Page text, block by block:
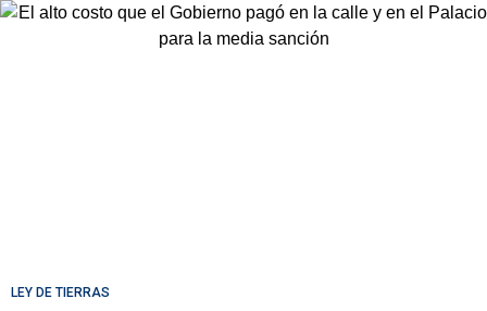
LEY DE TIERRAS